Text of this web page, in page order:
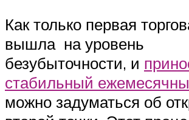
Как только первая
вышла на уровень
безубыточности, и
стабильный
можно задуматься об